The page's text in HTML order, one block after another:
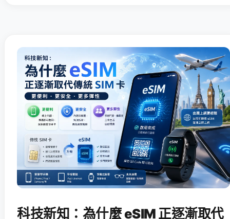
科技新知：為什麼 eSIM 正逐漸取代